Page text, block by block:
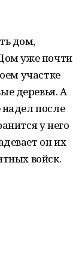
дом,
уже почти
участке
деревья. А
после
у него
он их
войск.